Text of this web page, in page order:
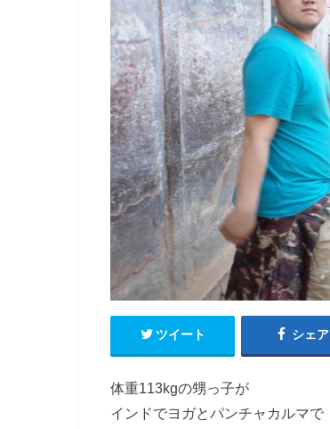
ツイート シェア
体重113kgの甥っ子が
インドでヨガとパンチャカルマで